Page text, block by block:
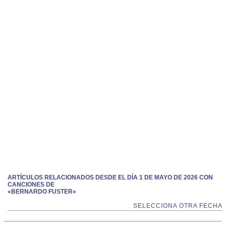
ARTÍCULOS RELACIONADOS DESDE EL DÍA 1 DE MAYO DE 2026 CON
CANCIONES DE
«BERNARDO FUSTER»
SELECCIONA OTRA FECHA